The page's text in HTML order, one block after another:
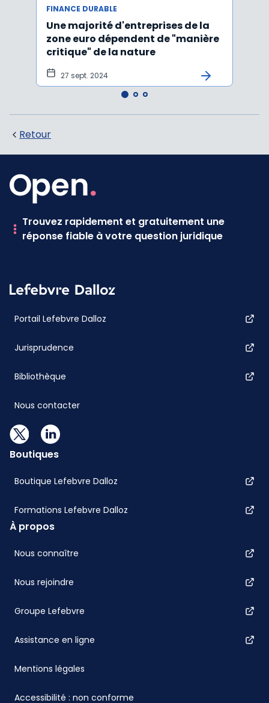
FINANCE DURABLE
Une majorité d'entreprises de la
zone euro dépendent de "manière
critique" de la nature
27 sept. 2024
Retour
Trouvez rapidement et gratuitement une
réponse fiable à votre question juridique
Portail Lefebvre Dalloz
Jurisprudence
Bibliothèque
Nous contacter
Boutiques
Boutique Lefebvre Dalloz
Formations Lefebvre Dalloz
À propos
Nous connaître
Nous rejoindre
Groupe Lefebvre
Assistance en ligne
Mentions légales
Accessibilité : non conforme